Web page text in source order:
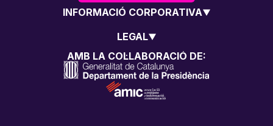
INFORMACIÓ CORPORATIVA
LEGAL
AMB LA COL·LABORACIÓ DE: